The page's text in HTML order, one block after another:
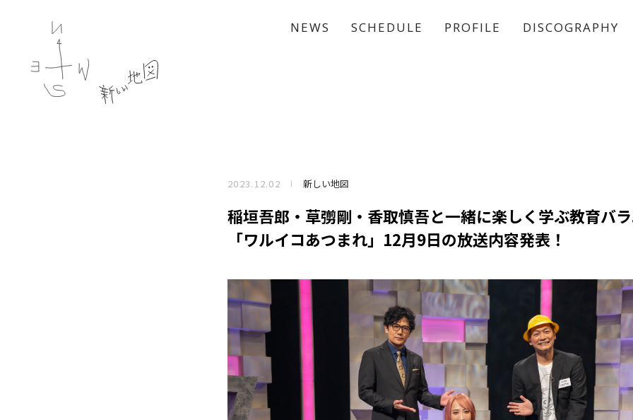
NEWS SCHEDULE PROFILE DISCOGRAPHY
2023.12.02 新しい地図
稲垣吾郎・草彅剛・香取慎吾と一緒に楽しく学ぶ教育バ
「ワルイコあつまれ」12月9日の放送内容発表！